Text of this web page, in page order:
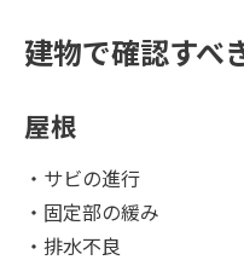
建物で確認すべ
屋根
・サビの進行
・固定部の緩み
・排水不良